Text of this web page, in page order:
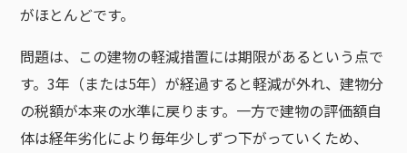
がほとんどです。
問題は、この建物の軽減措置には期限があるという点で
す。3年（または5年）が経過すると軽減が外れ、建物分
の税額が本来の水準に戻ります。一方で建物の評価額自
体は経年劣化により毎年少しずつ下がっていくため、